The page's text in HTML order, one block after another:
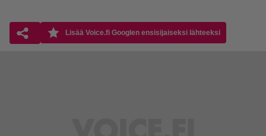
Lisää Voice.fi Googlen ensisijaiseksi lähteeksi